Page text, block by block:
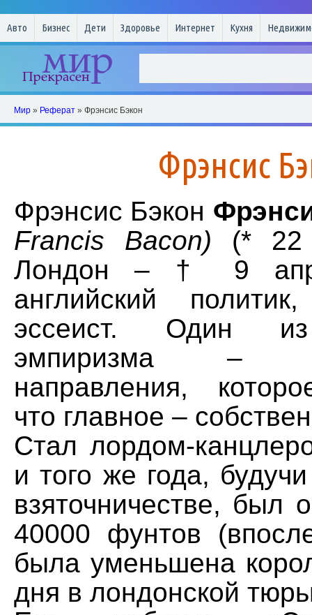
Авто Бизнес Дети Здоровье Интернет Кухня
Мир » Реферат » Фрэнсис Бэкон
Фрэнсис
Фрэнсис Бэкон
Francis Bacon) (* 22
Лондон – † 9
английский
эссеист. Один из
эмпиризма –
направления,
что главное –
Стал лордом-
и того же года,
взяточничестве, был
40000 фунтов
была уменьшена
дня в лондонской